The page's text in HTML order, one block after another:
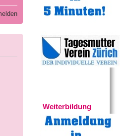
Weiterbildung